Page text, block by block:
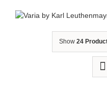
Show 24